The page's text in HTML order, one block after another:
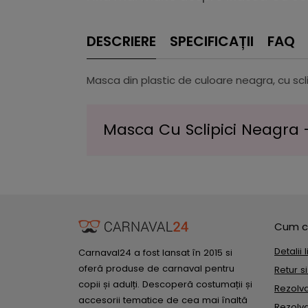
DESCRIERE SPECIFICAȚII FAQ
Masca din plastic de culoare neagra, cu
Masca Cu Sclipici
Carnaval24 a fost lansat în 2015 si
oferă produse de carnaval pentru
copii și adulți. Descoperă costumații și
accesorii tematice de cea mai înaltă
Cum
Detalii
Retur